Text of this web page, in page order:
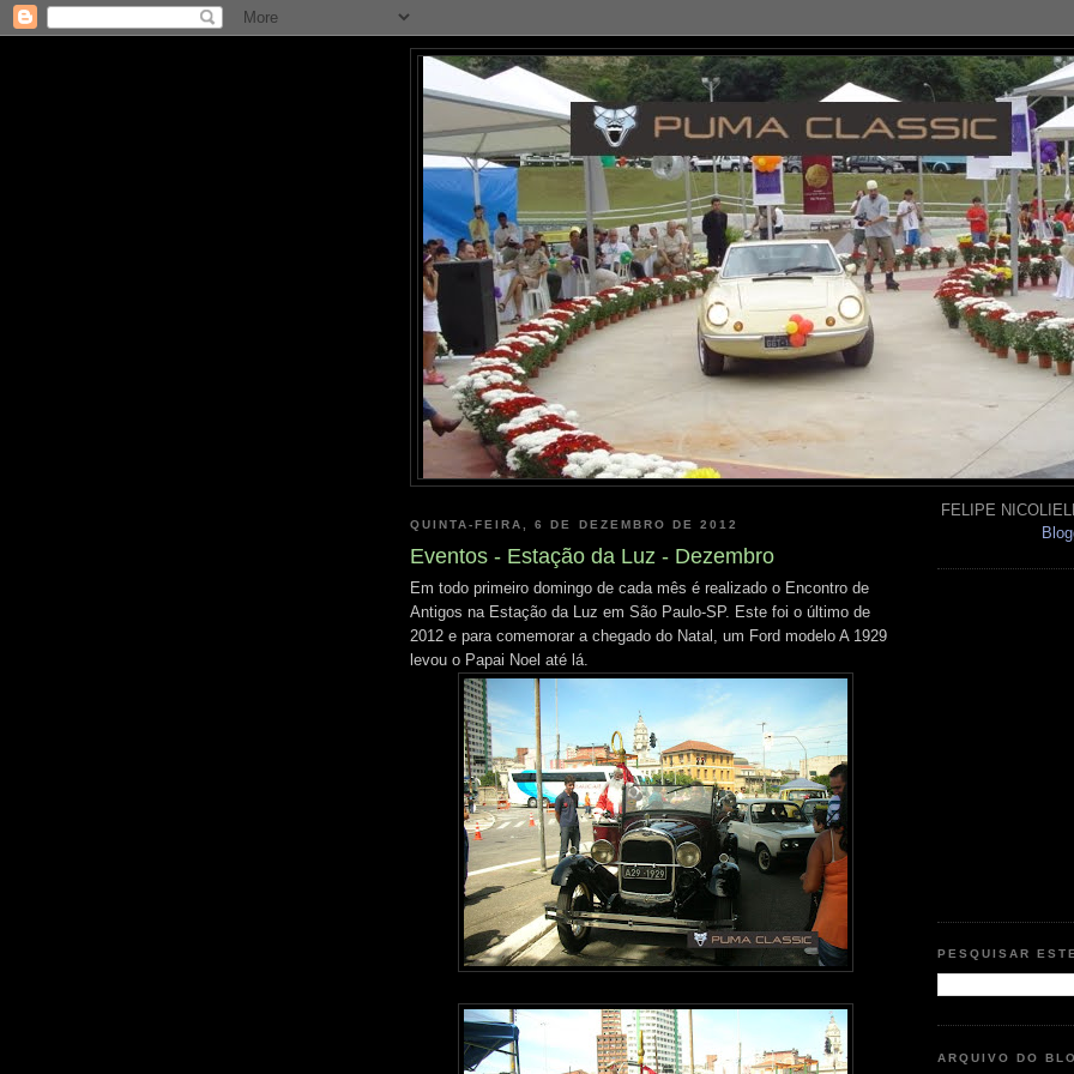
QUINTA-FEIRA, 6 DE DEZEMBRO DE 2012
Eventos - Estação da Luz - Dezembro
Em todo primeiro domingo de cada mês é realizado o Encontro de
Antigos na Estação da Luz em São Paulo-SP. Este foi o último de
2012 e para comemorar a chegado do Natal, um Ford modelo A 1929
levou o Papai Noel até lá.
FELIPE
PESQUISAR
ARQUIVO DO